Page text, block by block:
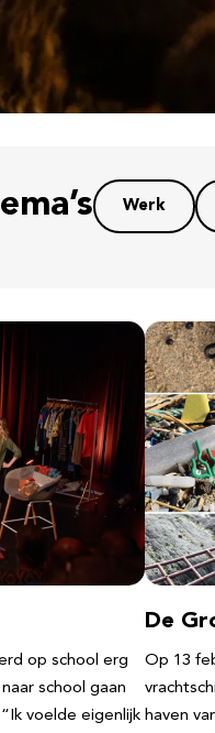
Werk
op school erg
school gaan
voelde eigenlijk
De
Op 13
haven